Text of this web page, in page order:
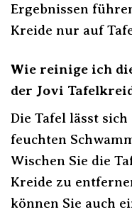
Ergebnissen
Kreide nur auf
Wie reinige ich
der Jovi
Die Tafel lässt
feuchten
Wischen Sie die
Kreide zu
können Sie auch